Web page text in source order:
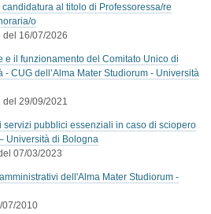
al titolo di Professoressa/re
o
del 16/07/2026
e il funzionamento del Comitato Unico di
CUG dell’Alma Mater Studiorum - Università
29/09/2021
pubblici essenziali in caso di sciopero
Università di Bologna
07/03/2023
dell'Alma Mater Studiorum -
07/2010